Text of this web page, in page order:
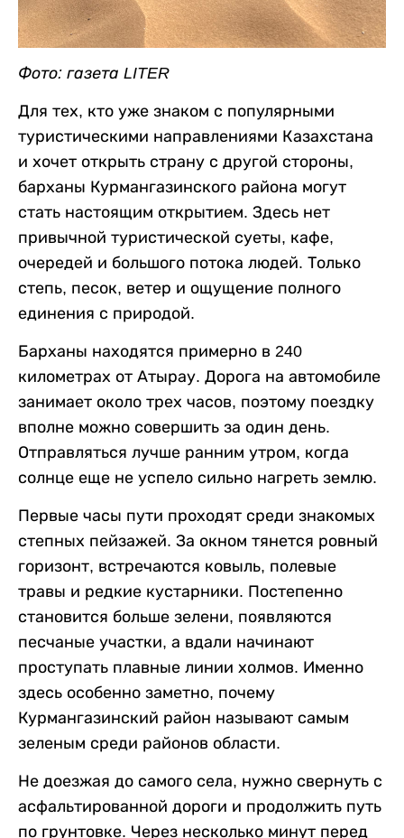
Фото: газета LITER
Для тех, кто уже знаком с популярными
туристическими направлениями Казахстана
и хочет открыть страну с другой стороны,
барханы Курмангазинского района могут
стать настоящим открытием. Здесь нет
привычной туристической суеты, кафе,
очередей и большого потока людей. Только
степь, песок, ветер и ощущение полного
единения с природой.
Барханы находятся примерно в 240
километрах от Атырау. Дорога на автомобиле
занимает около трех часов, поэтому поездку
вполне можно совершить за один день.
Отправляться лучше ранним утром, когда
солнце еще не успело сильно нагреть землю.
Первые часы пути проходят среди знакомых
степных пейзажей. За окном тянется ровный
горизонт, встречаются ковыль, полевые
травы и редкие кустарники. Постепенно
становится больше зелени, появляются
песчаные участки, а вдали начинают
проступать плавные линии холмов. Именно
здесь особенно заметно, почему
Курмангазинский район называют самым
зеленым среди районов области.
Не доезжая до самого села, нужно свернуть с
асфальтированной дороги и продолжить путь
по грунтовке. Через несколько минут перед